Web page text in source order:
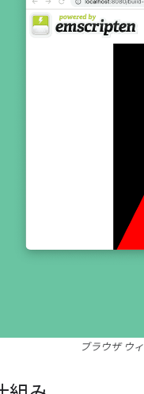
ブラウザ ウ